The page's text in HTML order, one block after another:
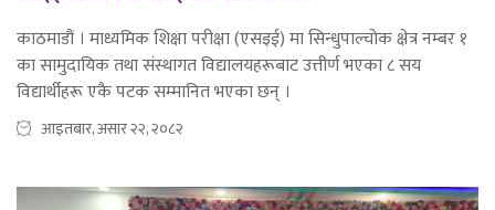
काठमाडौं । माध्यमिक शिक्षा परीक्षा (एसइई) मा सिन्धुपाल्चोक क्षेत्र नम्बर १
का सामुदायिक तथा संस्थागत विद्यालयहरूबाट उत्तीर्ण भएका ८ सय
विद्यार्थीहरू एकै पटक सम्मानित भएका छन् ।
आइतबार, असार २२, २०८२